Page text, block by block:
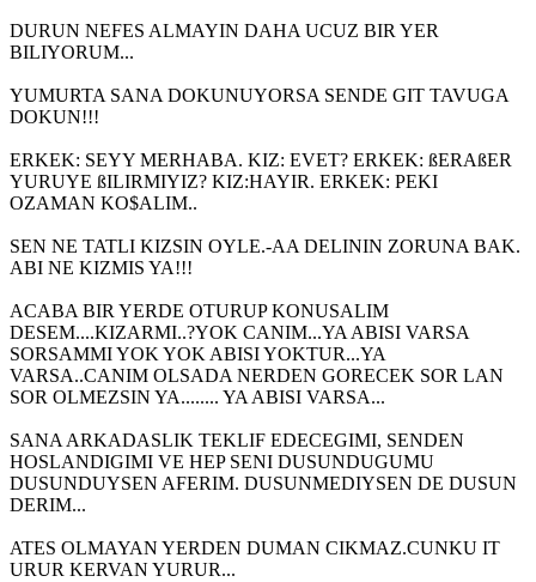
DURUN NEFES ALMAYIN DAHA UCUZ BIR YER
BILIYORUM...
YUMURTA SANA DOKUNUYORSA SENDE GIT TAVUGA
DOKUN!!!
ERKEK: SEYY MERHABA. KIZ: EVET? ERKEK: ßERAßER
YURUYE ßILIRMIYIZ? KIZ:HAYIR. ERKEK: PEKI
OZAMAN KO$ALIM..
SEN NE TATLI KIZSIN OYLE.-AA DELININ ZORUNA BAK.
ABI NE KIZMIS YA!!!
ACABA BIR YERDE OTURUP KONUSALIM
DESEM....KIZARMI..?YOK CANIM...YA ABISI VARSA
SORSAMMI YOK YOK ABISI YOKTUR...YA
VARSA..CANIM OLSADA NERDEN GORECEK SOR LAN
SOR OLMEZSIN YA........ YA ABISI VARSA...
SANA ARKADASLIK TEKLIF EDECEGIMI, SENDEN
HOSLANDIGIMI VE HEP SENI DUSUNDUGUMU
DUSUNDUYSEN AFERIM. DUSUNMEDIYSEN DE DUSUN
DERIM...
ATES OLMAYAN YERDEN DUMAN CIKMAZ.CUNKU IT
URUR KERVAN YURUR...